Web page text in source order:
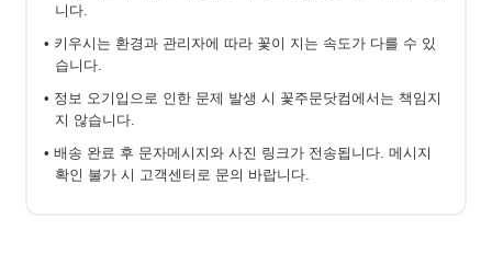
니다.
• 키우시는 환경과 관리자에 따라 꽃이 지는 속도가 다를 수 있
습니다.
• 정보 오기입으로 인한 문제 발생 시 꽃주문닷컴에서는 책임지
지 않습니다.
• 배송 완료 후 문자메시지와 사진 링크가 전송됩니다. 메시지
확인 불가 시 고객센터로 문의 바랍니다.